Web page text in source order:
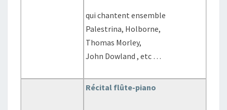
qui chantent ensemble
Palestrina, Holborne,
Thomas Morley,
John Dowland , etc …
Récital flûte-piano